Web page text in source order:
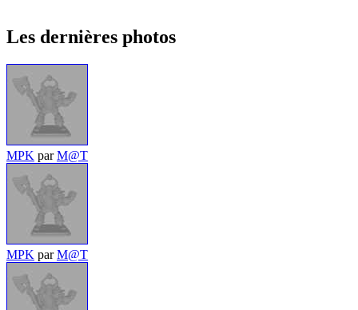
Les dernières photos
MPK parM@T
MPK parM@T